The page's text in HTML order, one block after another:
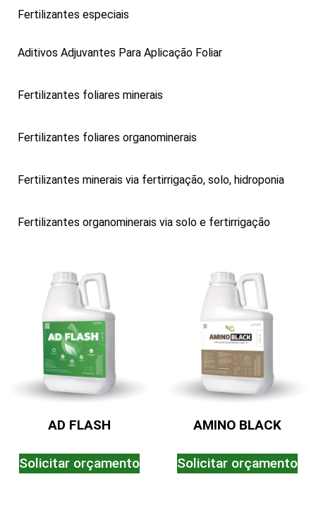
Fertilizantes especiais
Aditivos Adjuvantes Para Aplicação Foliar
Fertilizantes foliares minerais
Fertilizantes foliares organominerais
Fertilizantes minerais via fertirrigação, solo, hidroponia
Fertilizantes organominerais via solo e fertirrigação
AD FLASH
Solicitar orçamento
AMINO BLACK
Solicitar orçamento